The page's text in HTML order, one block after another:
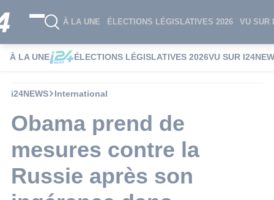
À LA UNE ÉLECTIONS LÉGISLATIVES 2026 VU SUR
À LA UNE ÉLECTIONS LÉGISLATIVES 2026VU SUR
i24NEWS International
Obama prend de
mesures contre la
Russie après son